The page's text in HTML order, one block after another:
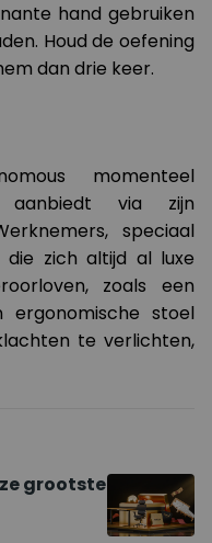
hand gebruiken
Houd de oefening
dan drie keer.
momenteel
aanbiedt via zijn
speciaal
zich altijd al luxe
zoals een
stoel
te verlichten,
grootste